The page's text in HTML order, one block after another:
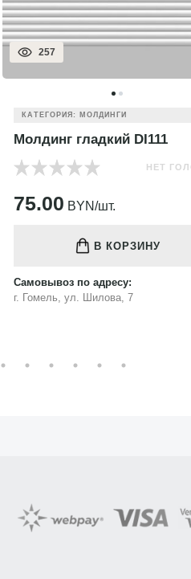
257
КАТЕГОРИЯ: МОЛДИНГИ
Молдинг гладкий DI111
НЕТ
75.00 BYN/шт.
В КОРЗИНУ
Самовывоз по адресу:
г. Гомель, ул. Шилова, 7